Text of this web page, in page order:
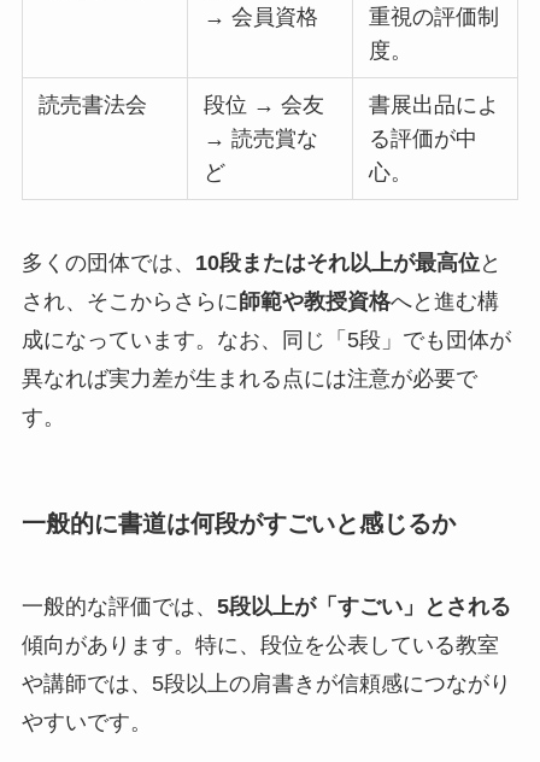
→ 会員資格
重視の評価制
度。
読売書法会
段位 → 会友
→ 読売賞な
ど
書展出品によ
る評価が中
心。
多くの団体では、 10段またはそれ以上が最高位 と
され、そこからさらに師範や教授資格へと進む構
成になっています。なお、同じ「5段」でも団体が
異なれば実力差が生まれる点には注意が必要で
す。
一般的に書道は何段がすごいと感じるか
一般的な評価では、 5段以上が「すごい」とされる
傾向があります。特に、段位を公表している教室
や講師では、5段以上の肩書きが信頼感につながり
やすいです。